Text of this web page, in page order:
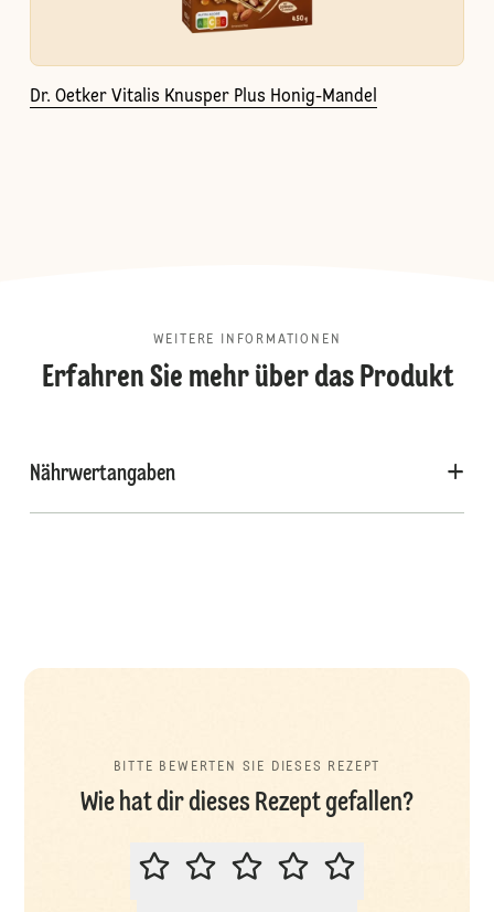
Dr. Oetker Vitalis Knusper Plus Honig-Mandel
WEITERE INFORMATIONEN
Erfahren Sie mehr über das Produkt
Nährwertangaben
BITTE BEWERTEN SIE DIESES REZEPT
Wie hat dir dieses Rezept gefallen?
BITTE BEWERTEN SIE DIESES